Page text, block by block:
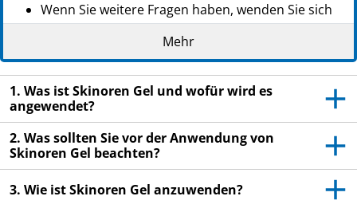
Wenn Sie weitere Fragen haben, wenden Sie sich
an Ihren Arzt oder Apotheker.
Dieses Arzneimittel wurde Ihnen persönlich
verschrieben. Geben Sie es nicht an Dritte weiter.
Es kann anderen Menschen schaden, auch wenn
diese die gleichen Beschwerden haben wie Sie.
Wenn Sie Nebenwirkungen bemerken, wenden Sie
sich an Ihren Arzt oder Apotheker. Dies gilt auch
Packungsbeilage angegeben sind. Siehe Abschnitt
Mehr
1. Was ist Skinoren Gel und wofür wird es
angewendet?
2. Was sollten Sie vor der Anwendung von
Skinoren Gel beachten?
3. Wie ist Skinoren Gel anzuwenden?